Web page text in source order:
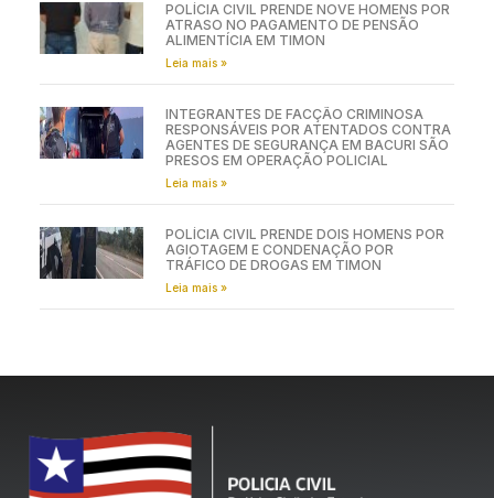
POLÍCIA CIVIL PRENDE NOVE HOMENS POR
ATRASO NO PAGAMENTO DE PENSÃO
ALIMENTÍCIA EM TIMON
Leia mais »
INTEGRANTES DE FACÇÃO CRIMINOSA
RESPONSÁVEIS POR ATENTADOS CONTRA
AGENTES DE SEGURANÇA EM BACURI SÃO
PRESOS EM OPERAÇÃO POLICIAL
Leia mais »
POLÍCIA CIVIL PRENDE DOIS HOMENS POR
AGIOTAGEM E CONDENAÇÃO POR
TRÁFICO DE DROGAS EM TIMON
Leia mais »